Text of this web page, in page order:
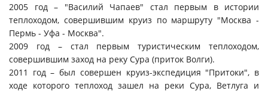
2005 год – "Василий Чапаев" стал первым в истории
теплоходом, совершившим круиз по маршруту "Москва -
Пермь - Уфа - Москва".
2009 год – стал первым туристическим теплоходом,
совершившим заход на реку Сура (приток Волги).
2011 год – был совершен круиз-экспедиция "Притоки", в
ходе которого теплоход зашел на реки Сура, Ветлуга и